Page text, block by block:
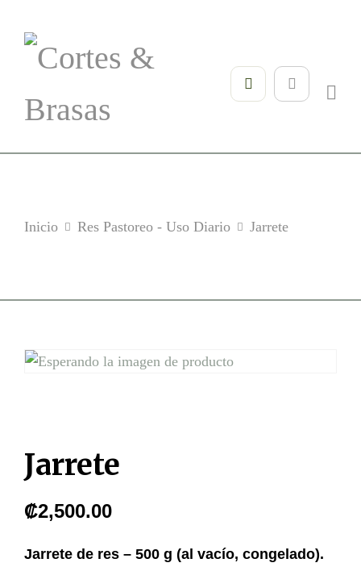
Inicio Res Pastoreo - Uso Diario Jarrete
Jarrete
₡2,500.00
Jarrete de res – 500 g (al vacío, congelado).